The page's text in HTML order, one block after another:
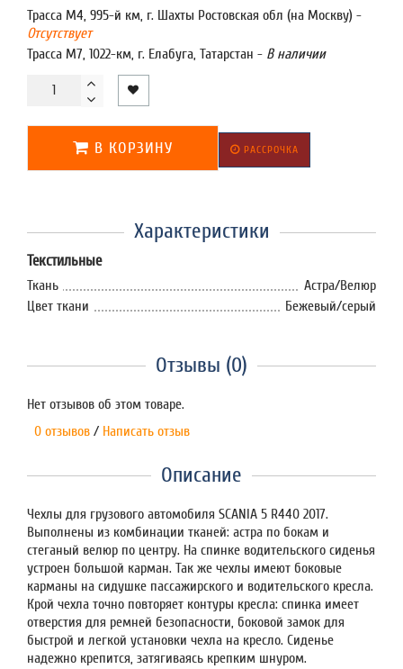
Трасса М4, 995-й км, г. Шахты Ростовская обл (на Москву) -
Отсутствует
Трасса М7, 1022-км, г. Елабуга, Татарстан - В наличии
В КОРЗИНУ РАССРОЧКА
Характеристики
Текстильные
Ткань
Астра/Велюр
Цвет ткани
Бежевый/серый
Отзывы (0)
Нет отзывов об этом товаре.
0 отзывов / Написать отзыв
Описание
Чехлы для грузового автомобиля SCANIA 5 R440 2017.
Выполнены из комбинации тканей: астра по бокам и
стеганый велюр по центру. На спинке водительского сиденья
устроен большой карман. Так же чехлы имеют боковые
карманы на сидушке пассажирского и водительского кресла.
Крой чехла точно повторяет контуры кресла: спинка имеет
отверстия для ремней безопасности, боковой замок для
быстрой и легкой установки чехла на кресло. Сиденье
надежно крепится, затягиваясь крепким шнуром.